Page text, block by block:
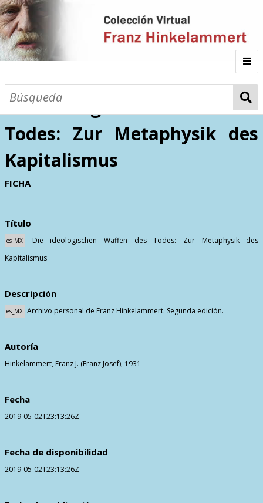
Inicio
Autor
Galería
Categorías
Todos los documentos
Materias
Sitios de Interés
Die ideologischen Waffen des
Todes: Zur Metaphysik des
Kapitalismus
FICHA
Título
es_MX
Die ideologischen Waffen des Todes: Zur Metaphysik des
Kapitalismus
Descripción
es_MX Archivo personal de Franz Hinkelammert. Segunda edición.
Autoría
Hinkelammert, Franz J. (Franz Josef), 1931-
Fecha
2019-05-02T23:13:26Z
Fecha de disponibilidad
2019-05-02T23:13:26Z